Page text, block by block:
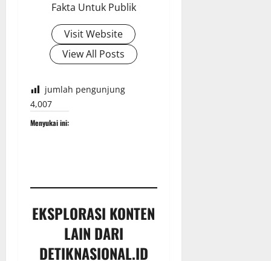
Fakta Untuk Publik
Visit Website
View All Posts
jumlah pengunjung
4,007
Menyukai ini:
EKSPLORASI KONTEN
LAIN DARI
DETIKNASIONAL.ID